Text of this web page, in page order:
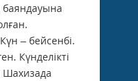
– бейсенбі.
Күнделікті